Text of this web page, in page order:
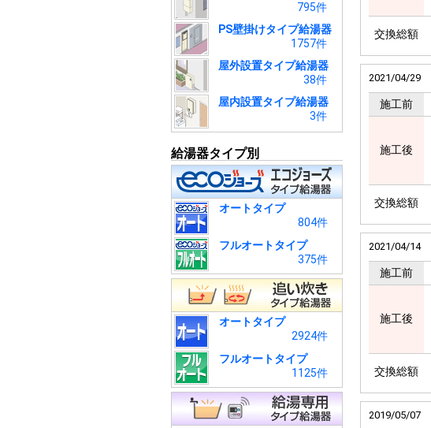
795件
PS壁掛けタイプ給湯器
1757件
屋外設置タイプ給湯器
38件
屋内設置タイプ給湯器
3件
給湯器タイプ別
オートタイプ
804件
フルオートタイプ
375件
オートタイプ
2924件
フルオートタイプ
1125件
交換総額
2021/04/29
施工前
施工後
交換総額
2021/04/14
施工前
施工後
交換総額
2019/05/07